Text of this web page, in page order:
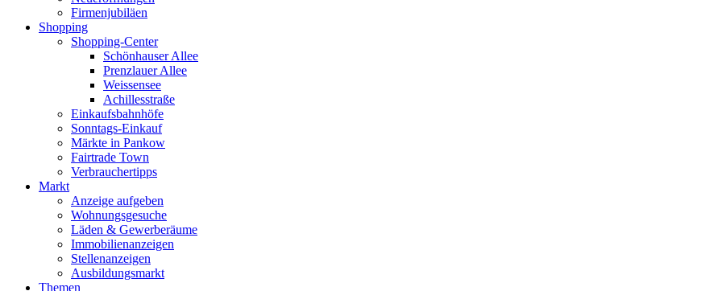
Firmenjubiläen
Shopping
Shopping-Center
Schönhauser Allee
Prenzlauer Allee
Weissensee
Achillesstraße
Einkaufsbahnhöfe
Sonntags-Einkauf
Märkte in Pankow
Fairtrade Town
Verbrauchertipps
Markt
Anzeige aufgeben
Wohnungsgesuche
Läden & Gewerberäume
Immobilienanzeigen
Stellenanzeigen
Ausbildungsmarkt
Themen